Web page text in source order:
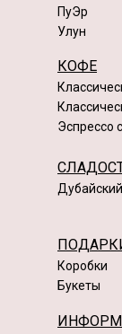
ПуЭр
Улун
КОФЕ
Эспрессо
Коробки
Букеты